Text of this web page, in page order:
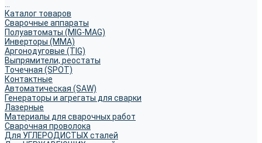
Каталог товаров
Сварочные аппараты
Полуавтоматы (MIG-MAG)
Инверторы (MMA)
Аргонодуговые (TIG)
Выпрямители, реостаты
Точечная (SPOT)
Контактные
Автоматическая (SAW)
Генераторы и агрегаты для сварки
Лазерные
Материалы для сварочных работ
Сварочная проволока
Для УГЛЕРОДИСТЫХ сталей